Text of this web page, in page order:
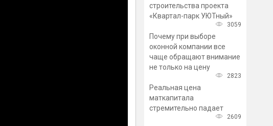
строительства проекта
«Квартал-парк УЮТный»
3059
Почему при выборе
оконной компании все
чаще обращают внимание
не только на цену
2823
Реальная цена
маткапитала
стремительно падает
2609